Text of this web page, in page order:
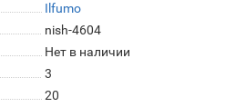
Ilfumo
nish-4604
Нет в наличии
3
20